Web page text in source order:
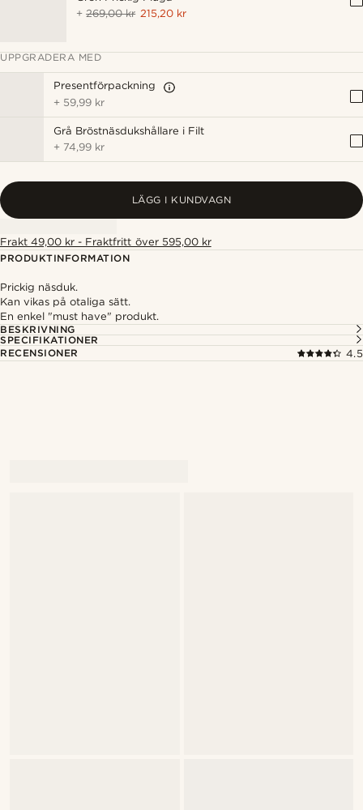
+269,00 kr 215,20 kr
UPPGRADERA MED
Presentförpackning
+ 59,99 kr
Grå Bröstnäsdukshållare i Filt
+ 74,99 kr
LÄGG I KUNDVAGN
Frakt 49,00 kr - Fraktfritt över 595,00 kr
PRODUKTINFORMATION
Prickig näsduk.
Kan vikas på otaliga sätt.
En enkel "must have" produkt.
BESKRIVNING
SPECIFIKATIONER
RECENSIONER
4.5